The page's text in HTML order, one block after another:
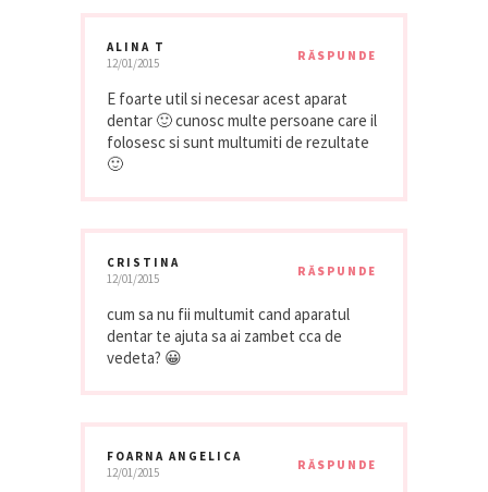
ALINA T
12/01/2015
RĂSPUNDE
E foarte util si necesar acest aparat
dentar 🙂 cunosc multe persoane care il
folosesc si sunt multumiti de rezultate
🙂
CRISTINA
12/01/2015
RĂSPUNDE
cum sa nu fii multumit cand aparatul
dentar te ajuta sa ai zambet cca de
vedeta? 😀
FOARNA ANGELICA
12/01/2015
RĂSPUNDE